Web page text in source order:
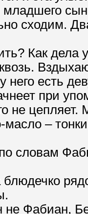
сходим.
Как дела
него есть
при
не
–
словам
не Фабиан,